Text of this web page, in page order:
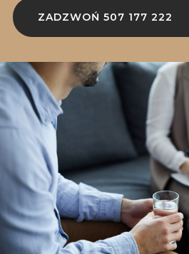
ZADZWOŃ 507 177 222